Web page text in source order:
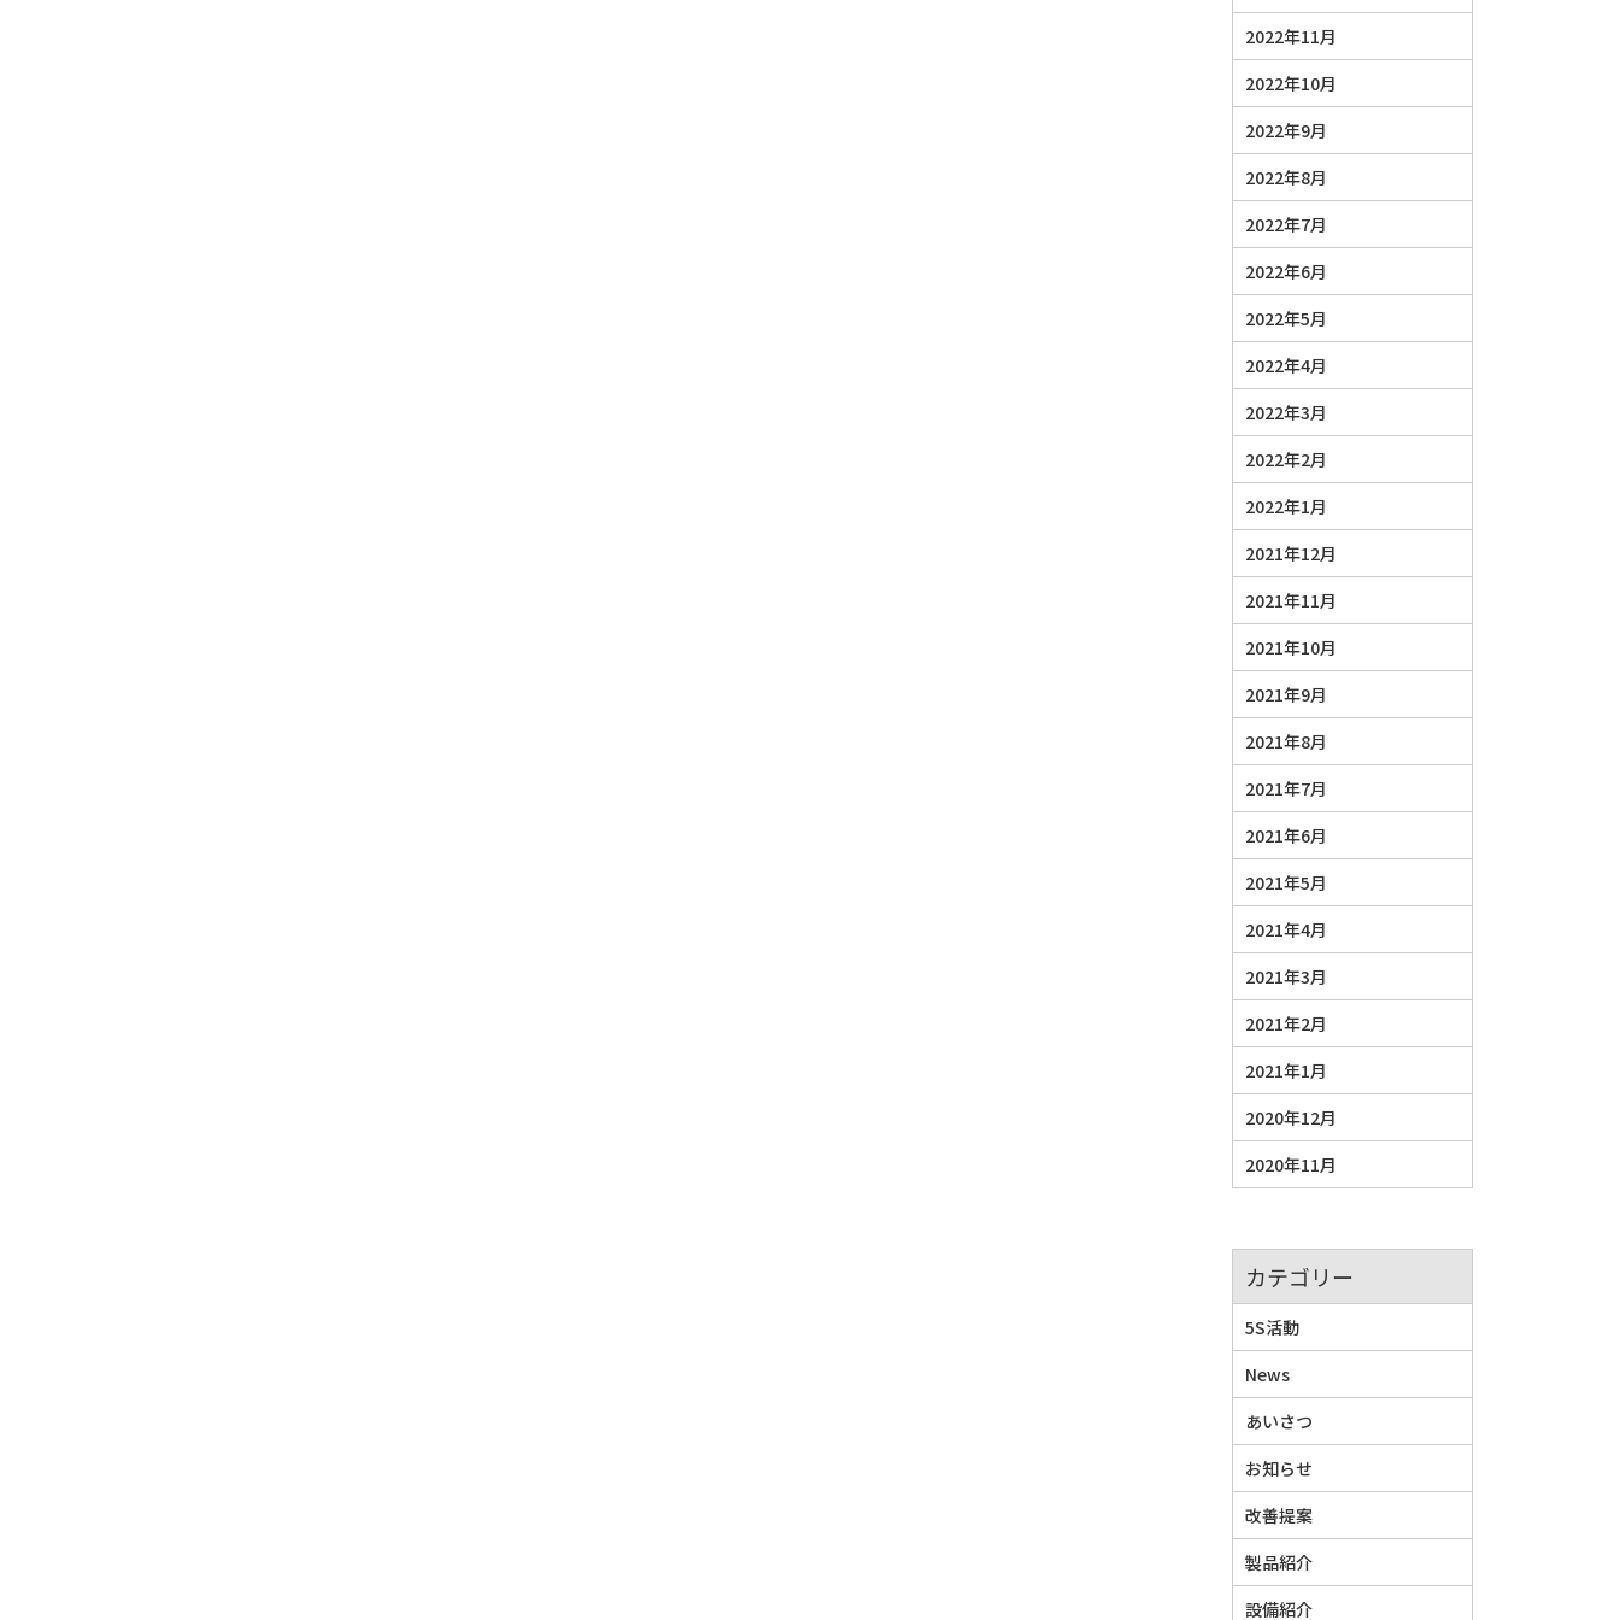
2022年11月
2022年10月
2022年9月
2022年8月
2022年7月
2022年6月
2022年5月
2022年4月
2022年3月
2022年2月
2022年1月
2021年12月
2021年11月
2021年10月
2021年9月
2021年8月
2021年7月
2021年6月
2021年5月
2021年4月
2021年3月
2021年2月
2021年1月
2020年12月
2020年11月
カテゴリー
5S活動
News
あいさつ
お知らせ
改善提案
製品紹介
設備紹介